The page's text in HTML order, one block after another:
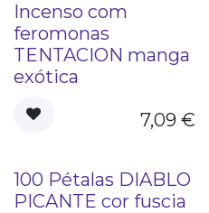
Incenso com
feromonas
TENTACION manga
exótica
7,09 €
100 Pétalas DIABLO
PICANTE cor fuscia